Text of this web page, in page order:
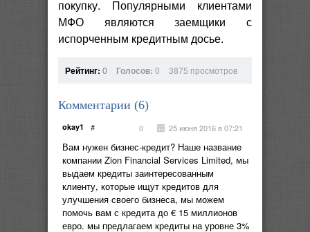
покупку. Популярными клиентами
МФО являются заемщики с
испорченным кредитным досье.
Рейтинг: 0 Голосов: 0 3875 просмотров
Комментарии (6)
okay1 # 25 июня 2016 в 07:21
0
Вам нужен бизнес-кредит? Наше название
компании Zion Financial Services Limited, мы
выдаем кредиты заинтересованным
клиенту, которые ищут кредитов для
улучшения своего бизнеса, мы можем
помочь вам с кредита до € 15 миллионов
евро. мы предлагаем кредиты на уровне 3%